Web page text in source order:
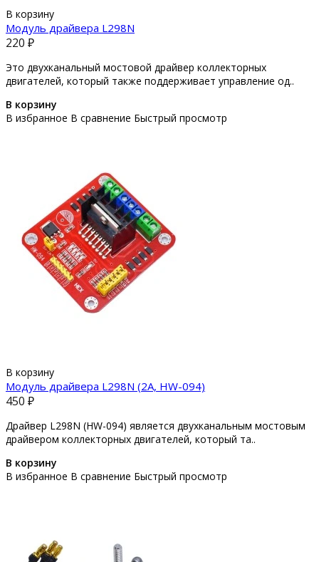
В корзину
Модуль драйвера L298N
220 ₽
Это двухканальный мостовой драйвер коллекторных
двигателей, который также поддерживает управление од..
В корзину
В избранное В сравнение Быстрый просмотр
В корзину
Модуль драйвера L298N (2A, HW-094)
450 ₽
Драйвер L298N (HW-094) является двухканальным мостовым
драйвером коллекторных двигателей, который та..
В корзину
В избранное В сравнение Быстрый просмотр